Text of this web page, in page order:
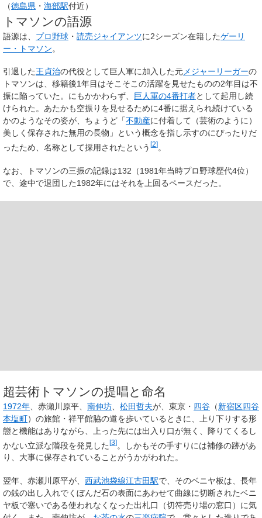
（徳島県 ・ 海部駅付近）
トマソンの語源
語源は、 プロ野球 ・ 読売ジャイアンツに2シーズン在籍したゲーリ
ー・トマソン。
引退した王貞治の代役として巨人軍に加入した元メジャーリーガーの
トマソンは、移籍後1年目はそこそこの活躍を見せたものの2年目は不
振に陥っていた。にもかかわらず、 巨人軍の4番打者として起用し続
けられた。あたかも空振りを見せるために4番に据えられ続けている
かのようなその姿が、ちょうど「不動産に付着して（芸術のように）
美しく保存された無用の長物」という概念を指し示すのにぴったりだ
ったため、名称として採用されたという [2] 。
なお、トマソンの三振の記録は132（1981年当時プロ野球歴代4位）
で、途中で退団した1982年にはそれを上回るペースだった。
超芸術トマソンの提唱と命名
1972年 、赤瀬川原平、 南伸坊 松田哲夫が、東京・ 四谷 （新宿区四谷
本塩町）の旅館・祥平館脇の道を歩いているときに、上り下りする形
態と機能はありながら、上った先には出入り口が無く、降りてくるし
かない立派な階段を発見した[3]。しかもその手すりには補修の跡があ
り、大事に保存されていることがうかがわれた。
翌年、赤瀬川原平が、 西武池袋線江古田駅で、そのベニヤ板は、長年
の銭の出し入れでくぼんだ石の表面にあわせて曲線に切断されたベニ
ヤ板で塞いである使われなくなった出札口（切符売り場の窓口）に気